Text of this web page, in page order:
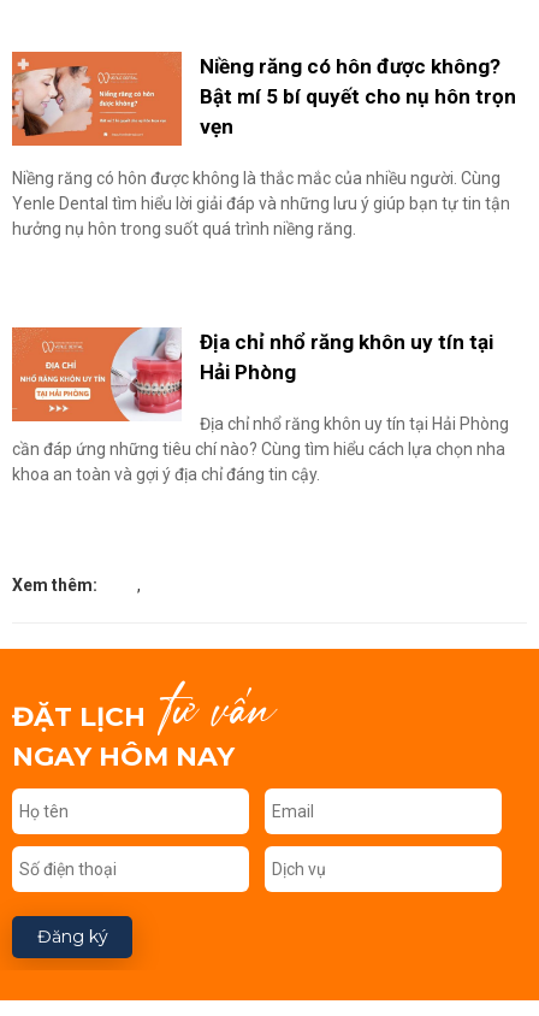
Niềng răng có hôn được không?
Bật mí 5 bí quyết cho nụ hôn trọn
vẹn
Niềng răng có hôn được không là thắc mắc của nhiều người. Cùng
Yenle Dental tìm hiểu lời giải đáp và những lưu ý giúp bạn tự tin tận
hưởng nụ hôn trong suốt quá trình niềng răng.
Địa chỉ nhổ răng khôn uy tín tại
Hải Phòng
Địa chỉ nhổ răng khôn uy tín tại Hải Phòng
cần đáp ứng những tiêu chí nào? Cùng tìm hiểu cách lựa chọn nha
khoa an toàn và gợi ý địa chỉ đáng tin cậy.
Xem thêm: ,
ĐẶT LỊCH tư vấn
NGAY HÔM NAY
Đăng ký